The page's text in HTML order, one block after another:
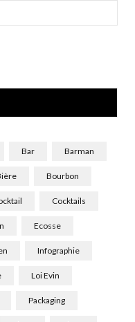
Bar Barman
Bourbon
Cocktails
Ecosse
Infographie
Loi Evin
Packaging